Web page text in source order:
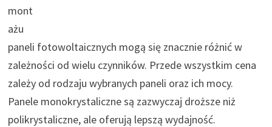
mont
ażu
paneli fotowoltaicznych mogą się znacznie różnić w
zależności od wielu czynników. Przede wszystkim cena
zależy od rodzaju wybranych paneli oraz ich mocy.
Panele monokrystaliczne są zazwyczaj droższe niż
polikrystaliczne, ale oferują lepszą wydajność.